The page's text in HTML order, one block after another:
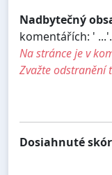
Nadbytečný
komentářích: ' ...'.
Na stránce je v
Zvažte odstranění
Dosiahnuté